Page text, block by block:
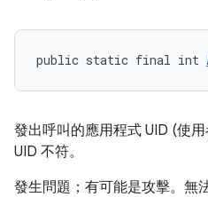
public static final int
發出呼叫的應用程式 UID (使
UID 不符。
發生問題；有可能是攻擊。無